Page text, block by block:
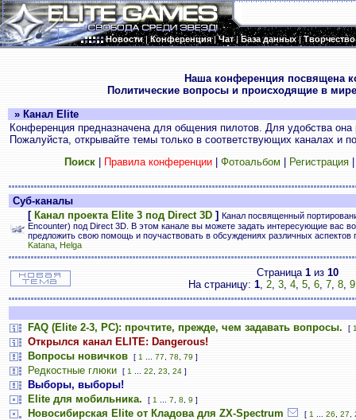
Новости|Конференция|Чат|База данных|Творчество
Наша конференция посвящена
Политические вопросы и происходящие в
» Канал Elite
Конференция предназначена для общения пилотов. Для удобства
Пожалуйста, открывайте темы только в соответствующих каналах и
Поиск| Правила конференции| Фотоальбом Регистрация
Суб-каналы
[ Канал проекта Elite 3 под Direct 3D ] Канал посвященный
Encounter) под Direct 3D. В этом канале вы можете задать интересующие вас
предложить свою помощь и поучаствовать в обсуждениях различных
Katana Helga
Страница 1 из 10
На страницу: 1, 2, 3, 4, 5, 6, 7, 8, 9
FAQ (Elite 2-3, PC): прочтите, прежде, чем задавать вопросы. [
Открылся канал ELITE: Dangerous!
Вопросы новичков
[ 1 77 78 79 ]
Редкостные глюки [ 1 22 23 24 ]
Выборы, выборы!
Elite для мобильника.
[ 1 7 8 9 ]
Новосибирская Elite от Кладова для ZX-Spectrum [ 1 26 27